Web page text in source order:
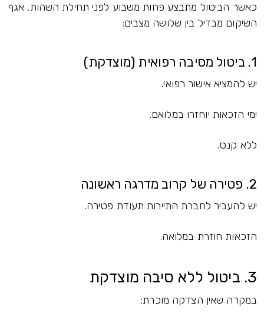
כאשר הביטול מתבצע פחות משבוע לפני תחילת השהות, אגף
השיקום מבדיל בין שלושה מצבים:
1. ביטול מסיבה רפואית (מוצדקת)
יש להמציא אישור רפואי.
ימי הזכאות יוחזרו במלואם.
ללא קנס.
2. פטירה של קרוב מדרגה ראשונה
יש להעביר לחברת התיירות תעודת פטירה.
הזכאות חוזרת במלואה.
3. ביטול ללא סיבה מוצדקת
במקרה שאין הצדקה מוכרת: